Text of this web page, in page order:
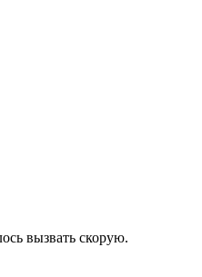
вы­звать скорую.